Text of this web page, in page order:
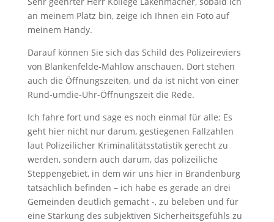
an meinem Platz bin, zeige ich Ihnen ein Foto auf
meinem Handy.
Darauf können Sie sich das Schild des Polizeireviers
von Blankenfelde-Mahlow anschauen. Dort stehen
auch die Öffnungszeiten, und da ist nicht von einer
Rund-umdie-Uhr-Öffnungszeit die Rede.
Ich fahre fort und sage es noch einmal für alle: Es
geht hier nicht nur darum, gestiegenen Fallzahlen
laut Polizeilicher Kriminalitätsstatistik gerecht zu
werden, sondern auch darum, das polizeiliche
Steppengebiet, in dem wir uns hier in Brandenburg
tatsächlich befinden – ich habe es gerade an drei
Gemeinden deutlich gemacht -, zu beleben und für
eine Stärkung des subjektiven Sicherheitsgefühls zu